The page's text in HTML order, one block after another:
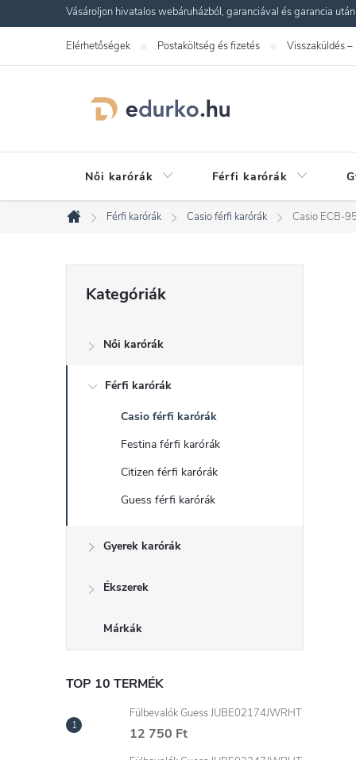
a
Vásároljon hivatalos webáruházból, garanciával és garancia
Elérhetőségek Postaköltség és fizetés Visszaküldés –
Női karórák Férfi karórák
Kezdőlap
Férfi karórák Casio férfi karórák Casio ECB-
O
d
ó
n
e
l
átugrása
Kategóriák
Női karórák
Férfi karórák
Casio férfi karórák
Festina férfi karórák
Citizen férfi karórák
Guess férfi karórák
Gyerek karórák
Ékszerek
Márkák
TOP 10 TERMÉK
Fülbevalók Guess JUBE02174JWRHT
12 750 Ft